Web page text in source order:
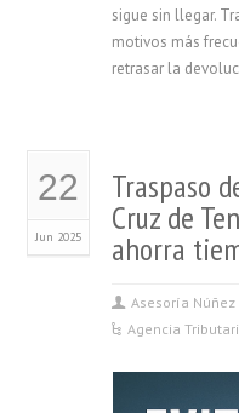
sigue sin llegar.
motivos más
retrasar la
22
Jun 2025
Traspaso
Cruz de
ahorra
Asesoría Núñez
Agencia